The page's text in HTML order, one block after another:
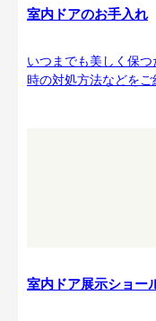
室内ドアのお手入れ
いつまでも美しく保
時の対処方法などをご
室内ドア展示ショー